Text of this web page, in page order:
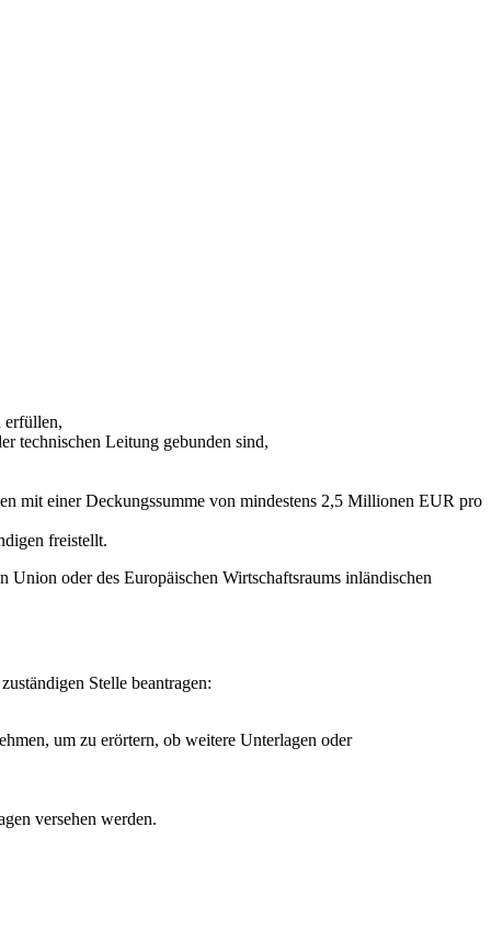
erfüllen,
technischen Leitung gebunden sind,
mit einer Deckungssumme von mindestens 2,5 Millionen EUR pro
freistellt.
Union oder des Europäischen Wirtschaftsraums inländischen
Stelle beantragen:
um zu erörtern, ob weitere Unterlagen oder
versehen werden.